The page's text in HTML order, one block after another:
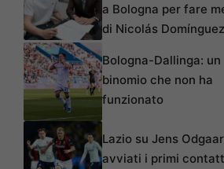
a Bologna per fare
di Nicolás Domínguez
Bologna-Dallinga: un
binomio che non ha
funzionato
Lazio su Jens
avviati i primi